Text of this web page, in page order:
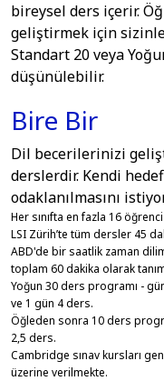
bireysel ders içerir.
geliştirmek için
Standart 20 veya
düşünülebilir.
Bire Bir
Dil becerilerinizi
derslerdir. Kendi
odaklanılmasını
Her sınıfta en fazla 16
LSI Zürih’te tüm dersler 45
ABD'de bir saatlik zaman
toplam 60 dakika olarak
Yoğun 30 ders programı -
ve 1 gün 4 ders.
Öğleden sonra 10 ders
2,5 ders.
Cambridge sınav kursları
üzerine verilmekte.